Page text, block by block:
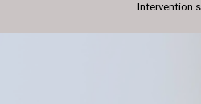
Intervention